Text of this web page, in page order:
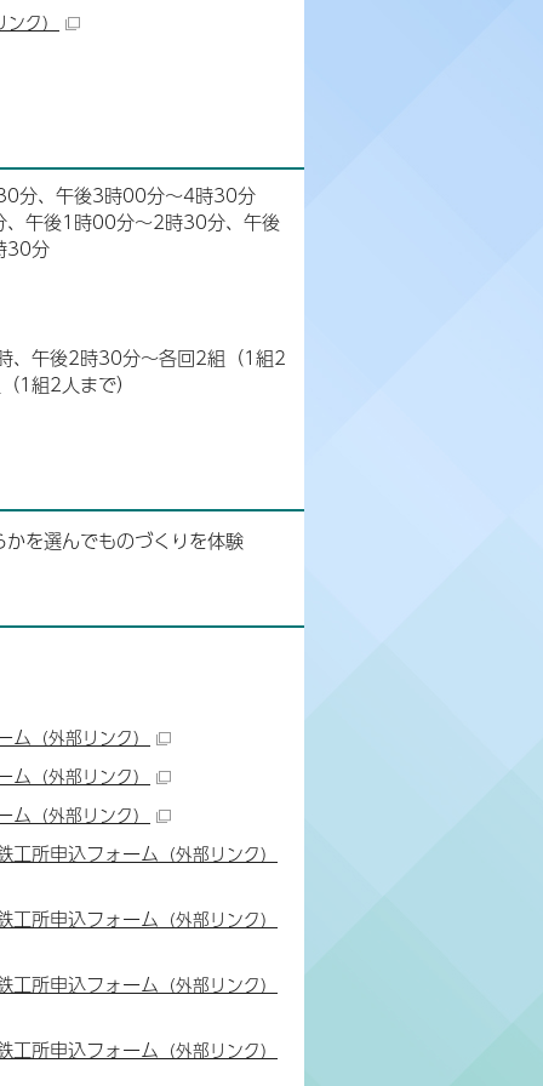
ク）
分、午後3時00分～4時30分
午後1時00分～2時30分、午後
30分
、午後2時30分～各回2組（1組2
1組2人まで）
を選んでものづくりを体験
ム （外部リンク）
ム （外部リンク）
ム （外部リンク）
工所申込フォーム （外部リンク）
工所申込フォーム （外部リンク）
工所申込フォーム （外部リンク）
工所申込フォーム （外部リンク）